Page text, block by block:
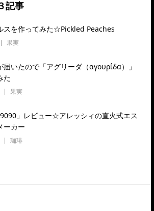
記事
スを作ってみた☆Pickled Peaches
果実
届いたので「アグリーダ（αγουρίδα）」
た
果実
9090」レビュー☆アレッシィの直火式エス
ーカー
珈琲